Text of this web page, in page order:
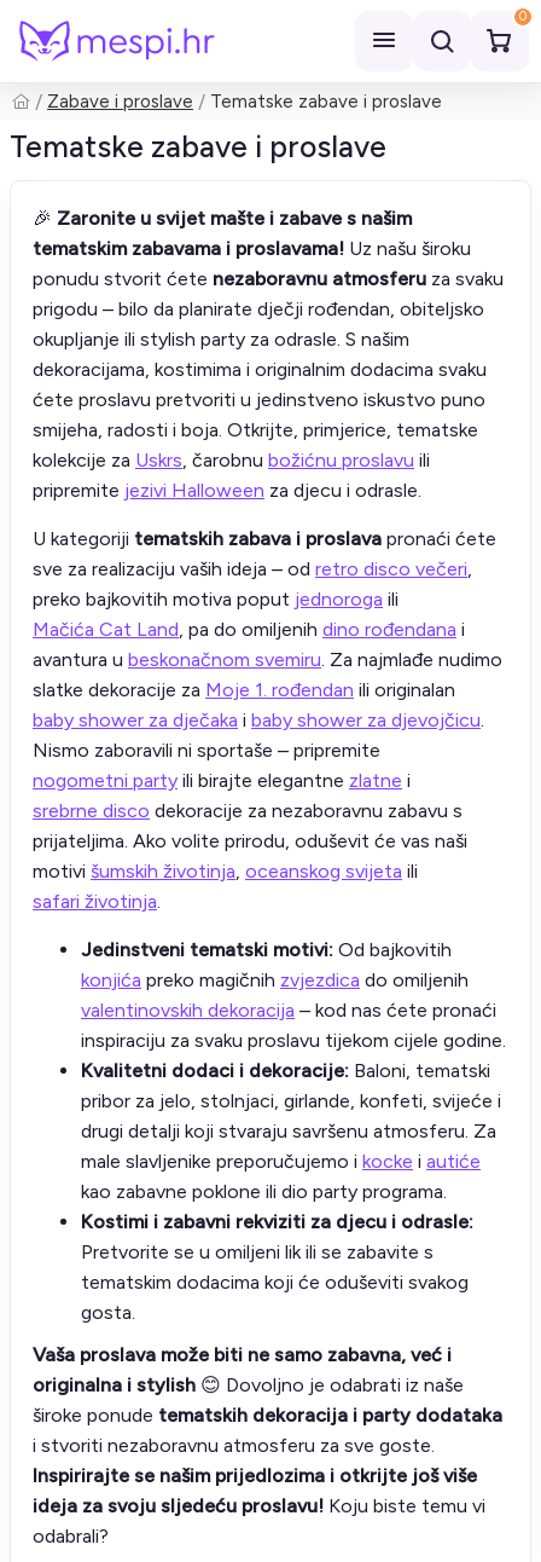
0
Pretraži
Zabave i proslave Tematske zabave i proslave
Tematske zabave i proslave
🎉 Zaronite u svijet mašte i zabave s našim
tematskim zabavama i proslavama! Uz našu široku
ponudu stvorit ćete nezaboravnu atmosferu za svaku
prigodu – bilo da planirate dječji rođendan, obiteljsko
okupljanje ili stylish party za odrasle. S našim
dekoracijama, kostimima i originalnim dodacima svaku
ćete proslavu pretvoriti u jedinstveno iskustvo puno
smijeha, radosti i boja. Otkrijte, primjerice, tematske
kolekcije za Uskrs, čarobnu božićnu proslavu ili
pripremite jezivi Halloween za djecu i odrasle.
U kategoriji tematskih zabava i proslava pronaći ćete
sve za realizaciju vaših ideja – od retro disco večeri,
preko bajkovitih motiva poput jednoroga ili
Mačića Cat Land, pa do omiljenih dino rođendana i
avantura u beskonačnom svemiru. Za najmlađe nudimo
slatke dekoracije za Moje 1. rođendan ili originalan
baby shower za dječaka i baby shower za djevojčicu.
Nismo zaboravili ni sportaše – pripremite
nogometni party ili birajte elegantne zlatne i
srebrne disco dekoracije za nezaboravnu zabavu s
prijateljima. Ako volite prirodu, oduševit će vas naši
motivi šumskih životinja, oceanskog svijeta ili
safari životinja.
Jedinstveni tematski motivi: Od bajkovitih
konjića preko magičnih zvjezdica do omiljenih
valentinovskih dekoracija – kod nas ćete pronaći
inspiraciju za svaku proslavu tijekom cijele godine.
Kvalitetni dodaci i dekoracije: Baloni, tematski
pribor za jelo, stolnjaci, girlande, konfeti, svijeće i
drugi detalji koji stvaraju savršenu atmosferu. Za
male slavljenike preporučujemo i kocke i autiće
kao zabavne poklone ili dio party programa.
Kostimi i zabavni rekviziti za djecu i odrasle:
Pretvorite se u omiljeni lik ili se zabavite s
tematskim dodacima koji će oduševiti svakog
gosta.
Vaša proslava može biti ne samo zabavna, već i
originalna i stylish 😊 Dovoljno je odabrati iz naše
široke ponude tematskih dekoracija i party dodataka
i stvoriti nezaboravnu atmosferu za sve goste.
Inspirirajte se našim prijedlozima i otkrijte još više
ideja za svoju sljedeću proslavu! Koju biste temu vi
odabrali?